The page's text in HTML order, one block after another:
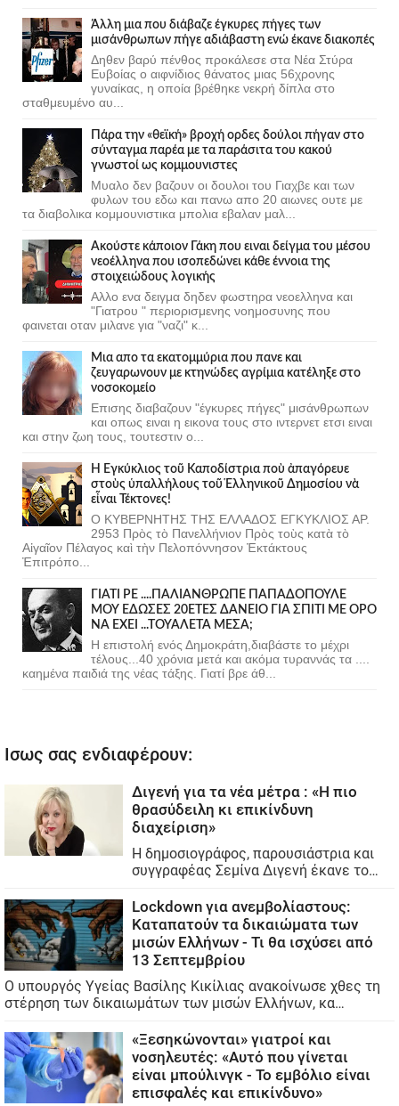
Άλλη μια που διάβαζε έγκυρες πήγες των
μισάνθρωπων πήγε αδιάβαστη ενώ έκανε διακοπές
Δηθεν βαρύ πένθος προκάλεσε στα Νέα Στύρα
Ευβοίας ο αιφνίδιος θάνατος μιας 56χρονης
γυναίκας, η οποία βρέθηκε νεκρή δίπλα στο
σταθμευμένο αυ...
Πάρα την «θεϊκή» βροχή ορδες δούλοι πήγαν στο
σύνταγμα παρέα με τα παράσιτα του κακού
γνωστοί ως κομμουνιστες
Μυαλο δεν βαζουν οι δουλοι του Γιαχβε και των
φυλων του εδω και πανω απο 20 αιωνες ουτε με
τα διαβολικα κομμουνιστικα μπολια εβαλαν μαλ...
Ακούστε κάποιον Γάκη που ειναι δείγμα του μέσου
νεοέλληνα που ισοπεδώνει κάθε έννοια της
στοιχειώδους λογικής
Αλλο ενα δειγμα δηδεν φωστηρα νεοελληνα και
"Γιατρου " περιορισμενης νοημοσυνης που
φαινεται οταν μιλανε για "ναζι" κ...
Μια απο τα εκατομμύρια που πανε και
ζευγαρωνουν με κτηνώδες αγρίμια κατέληξε στο
νοσοκομείο
Επισης διαβαζουν "έγκυρες πήγες" μισάνθρωπων
και οπως ειναι η εικονα τους στο ιντερνετ ετσι ειναι
και στην ζωη τους, τουτεστιν ο...
Ἡ Ἐγκύκλιος τοῦ Καποδίστρια ποὺ ἀπαγόρευε
στοὺς ὑπαλλήλους τοῦ Ἑλληνικοῦ Δημοσίου νὰ
εἶναι Τέκτονες!
Ο ΚΥΒΕΡΝΗΤΗΣ ΤΗΣ ΕΛΛΑΔΟΣ ΕΓΚΥΚΛΙΟΣ ΑΡ.
2953 Πρὸς τὸ Πανελλήνιον Πρὸς τοὺς κατὰ τὸ
Αἰγαῖον Πέλαγος καὶ τὴν Πελοπόννησον Ἐκτάκτους
Ἐπιτρόπο...
ΓΙΑΤΙ ΡΕ ....ΠΑΛΙΑΝΘΡΩΠΕ ΠΑΠΑΔΟΠΟΥΛΕ
ΜΟΥ ΕΔΩΣΕΣ 20ΕΤΕΣ ΔΑΝΕΙΟ ΓΙΑ ΣΠΙΤΙ ΜΕ ΟΡΟ
ΝΑ ΕΧΕΙ ...ΤΟΥΑΛΕΤΑ ΜΕΣΑ;
Η επιστολή ενός Δημοκράτη,διαβάστε το μέχρι
τέλους...40 χρόνια μετά και ακόμα τυραννάς τα ....
καημένα παιδιά της νέας τάξης. Γιατί βρε άθ...